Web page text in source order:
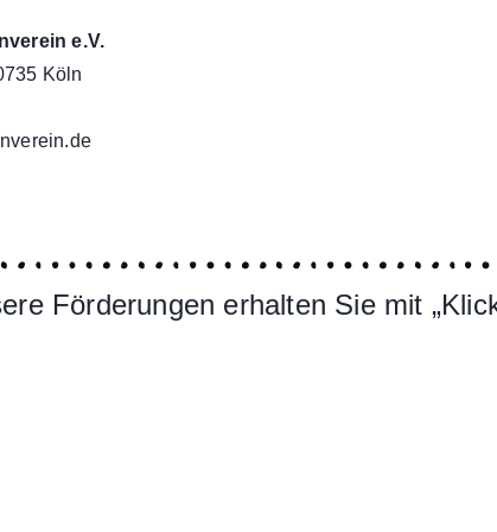
e.V.
Köln
Förderungen erhalten Sie mit